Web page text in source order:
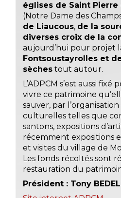
églises de Saint
(Notre Dame des
de Liaucous, de la
diverses croix de la
aujourd’hui pour projet
Fontsoustayrolles et
sèches tout autour.
L’ADPCM s’est aussi
vivre ce patrimoine
sauver, par
culturelles telles que
santons, expositions
récemment expositions
et visites du village de
Les fonds récoltés sont
restauration du
Président : Tony BEDEL